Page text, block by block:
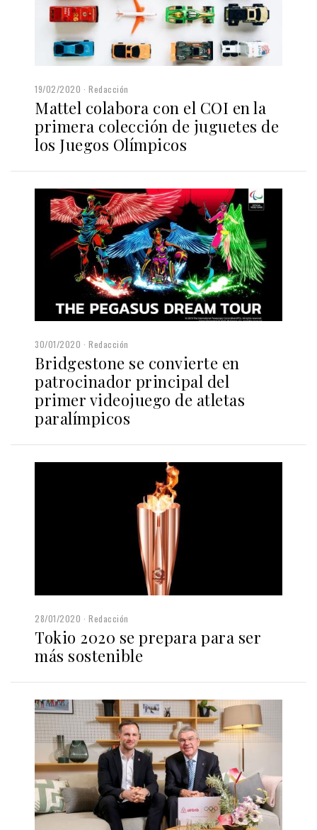
19/02/2020 Redacción
Mattel colabora con el COI en la
primera colección de juguetes de
los Juegos Olímpicos
30/01/2020 Redacción
Bridgestone se convierte en
patrocinador principal del
primer videojuego de atletas
paralímpicos
28/01/2020 Redacción
Tokio 2020 se prepara para ser
más sostenible